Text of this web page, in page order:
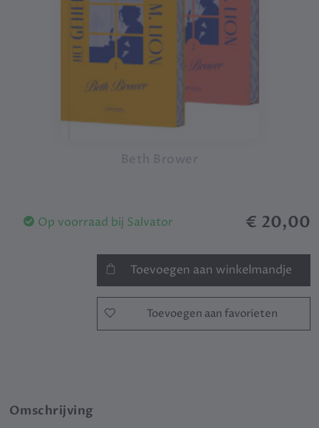
Beth Brower
€ 20,00
Op voorraad bij Salvator
Toevoegen aan winkelmandje
Toevoegen aan favorieten
Omschrijving